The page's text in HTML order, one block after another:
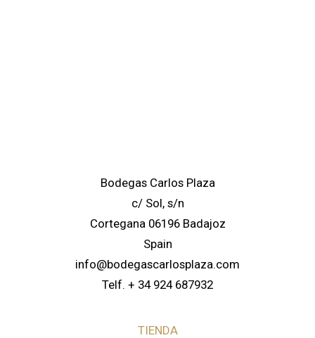
Bodegas Carlos Plaza
c/ Sol, s/n
Cortegana 06196 Badajoz
Spain
info@bodegascarlosplaza.com
Telf. + 34 924 687932
TIENDA